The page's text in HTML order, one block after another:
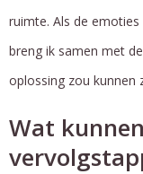
ruimte. Als de
breng ik samen met
oplossing zou kunnen
Wat